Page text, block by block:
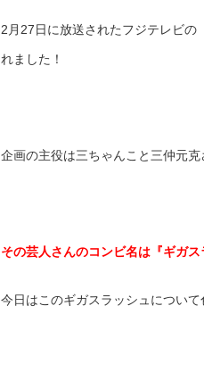
2月27日に放送されたフジテレビの
れました！
企画の主役は三ちゃんこと三仲元
その芸人さんのコンビ名は『ギガス
今日はこのギガスラッシュについて